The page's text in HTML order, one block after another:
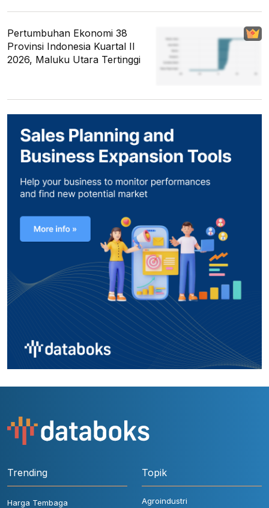
Pertumbuhan Ekonomi 38
Provinsi Indonesia Kuartal II
2026, Maluku Utara Tertinggi
Trending
Harga Tembaga
Topik
Agroindustri